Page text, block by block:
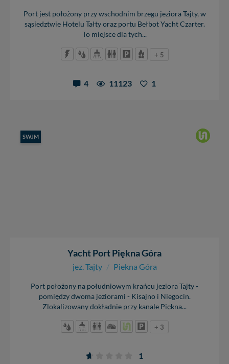
Port jest położony przy wschodnim brzegu jeziora Tajty, w
sąsiedztwie Hotelu Tałty oraz portu Bełbot Yacht Czarter.
To miejsce dla tych...
+ 5
4 11123 1
SWJM
Yacht Port Piękna Góra
jez. Tajty / Piekna Góra
Port położony na południowym krańcu jeziora Tajty -
pomiędzy dwoma jeziorami - Kisajno i Niegocin.
Zlokalizowany dokładnie przy kanale Piękna...
+ 3
1